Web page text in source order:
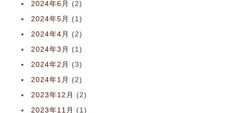
2024年6月
(2)
2024年5月
(1)
2024年4月
(2)
2024年3月
(1)
2024年2月
(3)
2024年1月
(2)
2023年12月
(2)
2023年11月
(1)